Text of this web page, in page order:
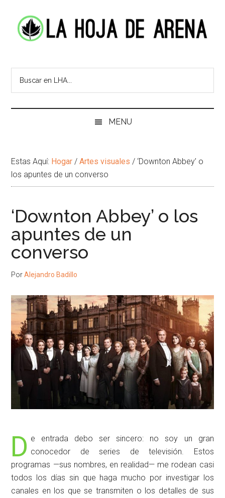
secondary
PrincipalHoja
de
de
temas
MENU
Estas Aquí: Hogar / Artes visuales / ‘Downton Abbey’ o
los apuntes de un converso
‘Downton Abbey’ o los
apuntes de un
converso
PorAlejandro Badillo
D e entrada debo ser sincero: no soy un gran
conocedor de series de televisión. Estos
programas —sus nombres, en realidad— me rodean casi
todos los días sin que haga mucho por investigar los
canales en los que se transmiten o los detalles de sus